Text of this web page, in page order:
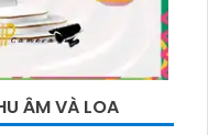
ÂM VÀ LOA